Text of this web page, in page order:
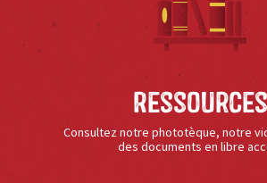
Ressources
Consultez notre phototèque, notre
des documents en libre